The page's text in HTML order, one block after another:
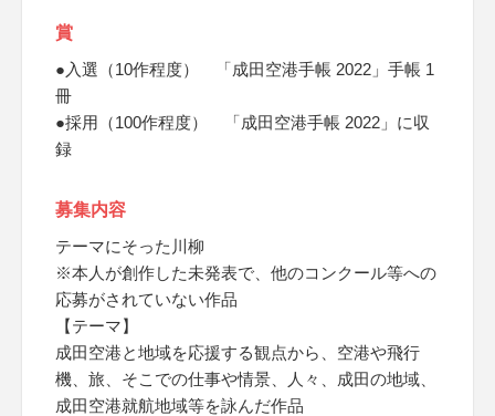
賞
●入選（10作程度） 「成田空港手帳 2022」手帳 1
冊
●採用（100作程度） 「成田空港手帳 2022」に収
録
募集内容
テーマにそった川柳
※本人が創作した未発表で、他のコンクール等への
応募がされていない作品
【テーマ】
成田空港と地域を応援する観点から、空港や飛行
機、旅、そこでの仕事や情景、人々、成田の地域、
成田空港就航地域等を詠んだ作品